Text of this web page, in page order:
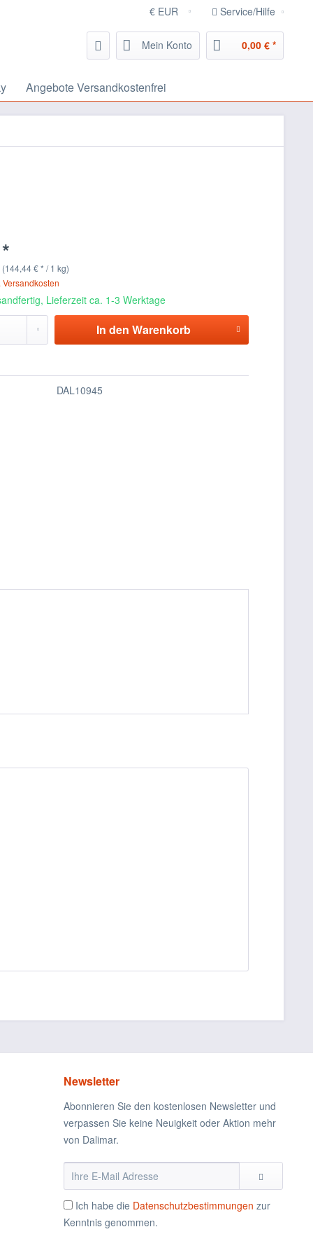
Service/Hilfe
Mein Konto 0,00 € *
Angebote Versandkostenfrei
€ * / 1 kg)
Versandkosten
Lieferzeit ca. 1-3 Werktage
In den Warenkorb
DAL10945
Newsletter
Abonnieren Sie den kostenlosen Newsletter und
verpassen Sie keine Neuigkeit oder Aktion mehr
von Dalimar.
Ich habe die Datenschutzbestimmungen zur
Kenntnis genommen.